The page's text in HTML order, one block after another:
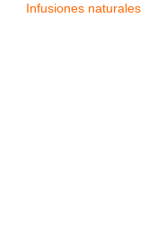
Infusiones naturales